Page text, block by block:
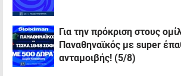
Για την πρόκριση στους
Παναθηναϊκός με super
ανταμοιβής! (5/8)